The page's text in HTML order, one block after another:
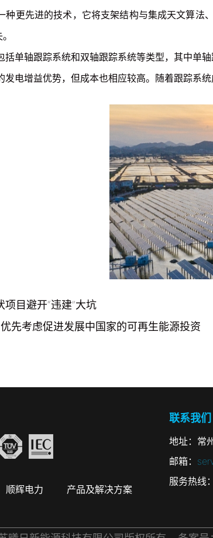
种更先进的技术，它将支架结构与集成天文算
括单轴跟踪系统和双轴跟踪系统等类型，其中单
发电增益优势，但成本也相应较高。随着跟踪系
项目避开“违建”大坑
先考虑促进发展中国家的可再生能源投资
联系我们
地址：常
邮箱：
服务热线：
顺辉电力 产品及解决方案